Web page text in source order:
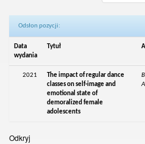
Odsłon pozycji:
Data
wydania
Tytuł
2021
The impact of regular dance
classes on self-image and
emotional state of
demoralized female
adolescents
Odkryj